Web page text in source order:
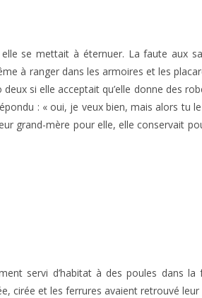
se mettait à éternuer. La faute aux
à ranger dans les armoires et les
si elle acceptait qu’elle donne des
: « oui, je veux bien, mais alors tu
grand-mère pour elle, elle conservait
servi d’habitat à des poules dans la
cirée et les ferrures avaient retrouvé leur